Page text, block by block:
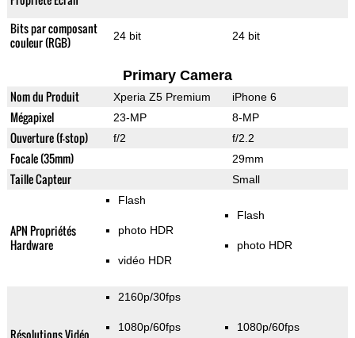
Bits par composant
couleur (RGB)
24 bit 24 bit
Primary Camera
Nom du Produit Xperia Z5 Premium iPhone 6
Mégapixel 23-MP 8-MP
Ouverture (f-stop) f/2 f/2.2
Focale (35mm) 29mm
Taille Capteur Small
APN Propriétés
Hardware
Flash
photo HDR
vidéo HDR
Flash
photo HDR
Résolutions Vidéo
2160p/30fps
1080p/60fps 1080p/60fps